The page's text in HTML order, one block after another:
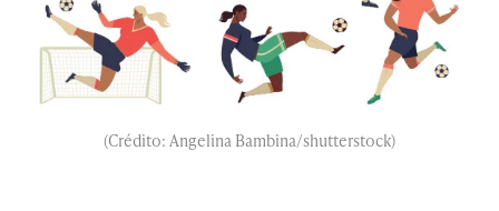
(Crédito: Angelina Bambina/shutterstock)